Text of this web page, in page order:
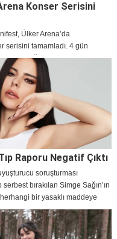
Konser Serisini
Ülker Arena’da
serisini tamamladı. 4 gün
geldiği, dev prodüksiyonlu
bir şov yaşandı.
Raporu Negatif Çıktı
soruşturması
bırakılan Simge Sağın’ın
bir yasaklı maddeye